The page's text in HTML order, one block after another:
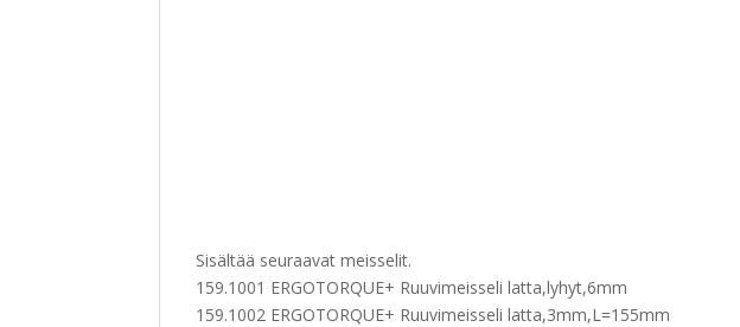
Sisältää seuraavat meisselit.
159.1001 ERGOTORQUE+ Ruuvimeisseli latta,lyhyt,6mm
159.1002 ERGOTORQUE+ Ruuvimeisseli latta,3mm,L=155mm